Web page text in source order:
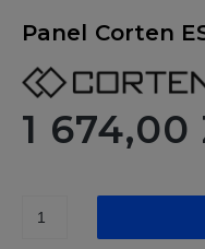
Panel Corten
1 674,00